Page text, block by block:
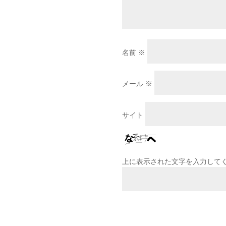
名前 ※
メール ※
サイト
上に表示された文字を入力して